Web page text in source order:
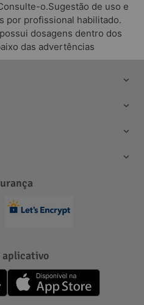
o.Sugestão de uso e
por profissional habilitado.
dosagens dentro dos
das advertências
aplicativo